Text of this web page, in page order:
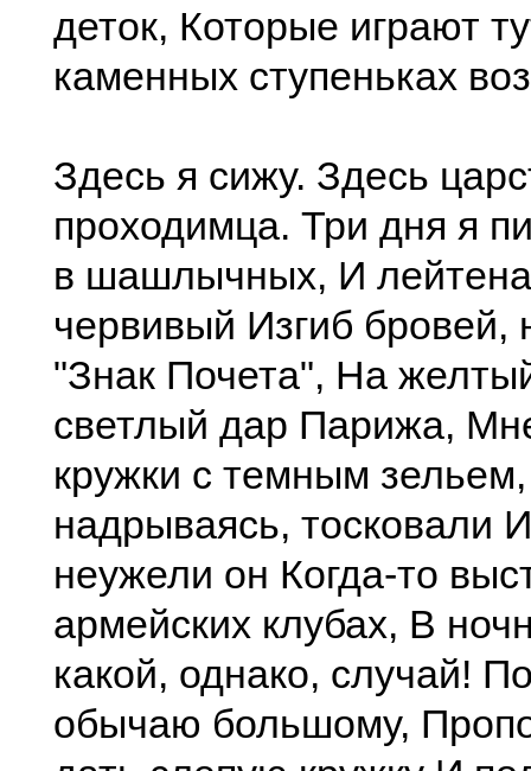
деток, Которые играют
каменных ступеньках
Здесь я сижу. Здесь
проходимца. Три дня я
в шашлычных, И
червивый Изгиб бровей,
"Знак Почета", На
светлый дар Парижа,
кружки с темным
надрываясь, тосковали
неужели он Когда-то
армейских клубах, В
какой, однако, случай!
обычаю большому,